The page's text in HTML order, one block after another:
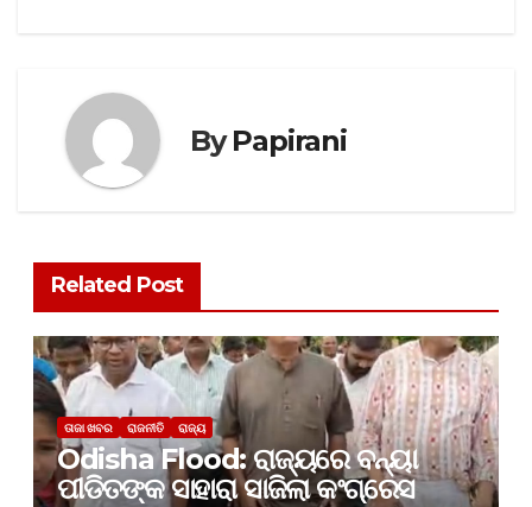
ByPapirani
Related Post
ତାଜା ଖବର ରାଜନୀତି ରାଜ୍ୟ
Odisha Flood: ରାଜ୍ୟରେ ବନ୍ୟା
ପୀଡିତଙ୍କ ସାହାରା ସାଜିଲା କଂଗ୍ରେସ